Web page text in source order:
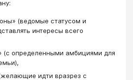
(ведомые статусом и
интересы всего
(с определенными амбициями для
идти вразрез с